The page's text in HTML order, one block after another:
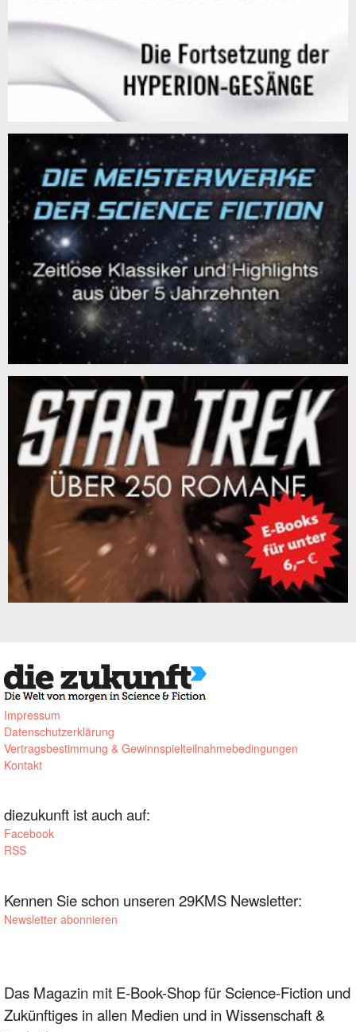
Impressum
Datenschutzerklärung
Vertragsbestimmung & Gewinnspielteilnahmebedingungen
Kontakt
diezukunft ist auch auf:
Facebook
RSS
Kennen Sie schon unseren 29KMS Newsletter:
Newsletter abonnieren
Das Magazin mit E-Book-Shop für Science-Fiction und
Zukünftiges in allen Medien und in Wissenschaft &